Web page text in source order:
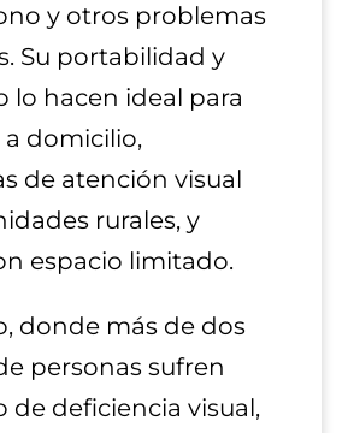
y otros problemas
Su portabilidad y
lo hacen ideal para
domicilio,
de atención visual
rurales, y
espacio limitado​.
donde más de dos
personas sufren
de deficiencia visual,